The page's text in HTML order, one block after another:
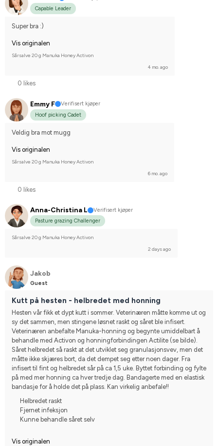
Capable Leader
Super bra :)
Vis originalen
Sårsalve 20 g Manuka Honey Activon
4 mo. ago
0 likes
Emmy F
Verifisert kjøper
Hoof picking Cadet
Veldig bra mot mugg
Vis originalen
Sårsalve 20 g Manuka Honey Activon
6 mo. ago
0 likes
Anna-Christina L
Verifisert kjøper
Pasture grazing Challenger
Sårsalve 20 g Manuka Honey Activon
2 days ago
Jakob
Guest
Kutt på hesten - helbredet med honning
Hesten vår fikk et dypt kutt i sommer. Veterinæren måtte komme ut og
sy det sammen, men stingene løsnet raskt og såret ble infisert.
Veterinæren anbefalte Manuka-honning og begynte umiddelbart å
behandle med Activon og honningforbindingen Actilite (se bilde).
Såret helbredet så raskt at det utviklet seg granulasjonsvev, men det
måtte ikke skjæres bort, da det dempet seg etter noen dager. Fra
infisert til fint og helbredet sår på ca 1,5 uke. Byttet forbinding og fylte
på med mer honning ca hver tredje dag. Bandagerte med en elastisk
bandasje for å holde det på plass. Kan virkelig anbefale!!
Helbredet raskt
Fjernet infeksjon
Kunne behandle såret selv
Vis originalen